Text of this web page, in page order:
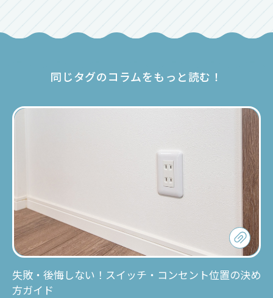
同じタグのコラムをもっと読む！
失敗・後悔しない！スイッチ・コンセント位置の決め
方ガイド